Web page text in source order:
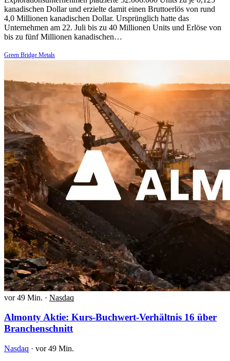
kanadischen Dollar und erzielte damit einen Bruttoerlös von rund
4,0 Millionen kanadischen Dollar. Ursprünglich hatte das
Unternehmen am 22. Juli bis zu 40 Millionen Units und Erlöse von
bis zu fünf Millionen kanadischen…
Green Bridge Metals
vor 49 Min. · Nasdaq
Almonty Aktie: Kurs-Buchwert-Verhältnis 16 über
Branchenschnitt
Nasdaq · vor 49 Min.